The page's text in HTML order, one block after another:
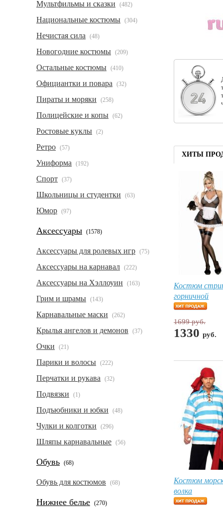
Мультфильмы и сказки (482)
Национальные костюмы (304)
Нечистая сила (48)
Новогодние костюмы (209)
Остальные костюмы (410)
Официантки и повара (32)
Пираты и моряки (258)
Полицейские и копы (62)
Ростовые куклы (2)
Ретро (57)
Униформа (192)
Спорт (37)
Школьницы и студентки (63)
Юмор (97)
Аксессуары (1578)
Аксессуары для ролевых игр (75)
Аксессуары на карнавал (222)
Аксессуары на Хэллоуин (163)
Грим и шрамы (143)
Карнавальные маски (262)
Крылья ангелов и демонов (37)
Очки (21)
Парики и волосы (222)
Перчатки и рукава (32)
Подвязки (1)
Подъюбники и юбки (48)
Чулки и колготки (296)
Шляпы карнавальные (56)
Обувь (68)
Обувь для костюмов (68)
Нижнее белье (270)
ХИТЫ
Костюм
горничной
1699 руб.
1330 руб.
Костюм
волка